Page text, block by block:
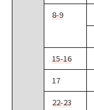
8-9
15-16
17
22-23